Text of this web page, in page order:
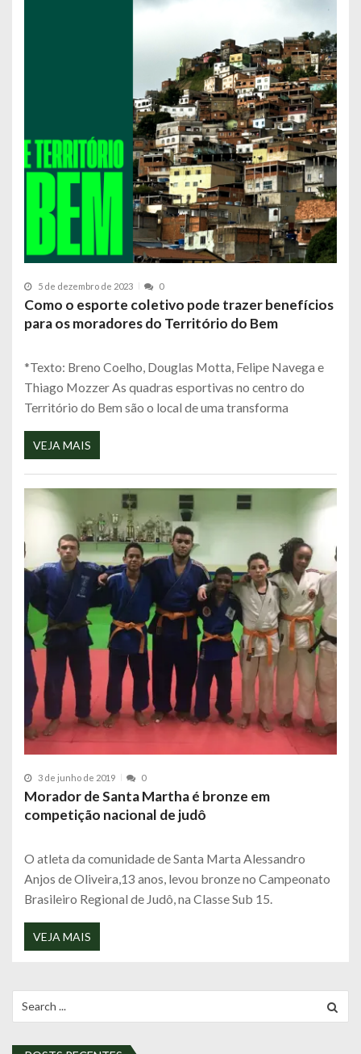
5 de dezembro de 2023 0
Como o esporte coletivo pode trazer benefícios
para os moradores do Território do Bem
*Texto: Breno Coelho, Douglas Motta, Felipe Navega e
Thiago Mozzer As quadras esportivas no centro do
Território do Bem são o local de uma transforma
VEJA MAIS
3 de junho de 2019 0
Morador de Santa Martha é bronze em
competição nacional de judô
O atleta da comunidade de Santa Marta Alessandro
Anjos de Oliveira,13 anos, levou bronze no Campeonato
Brasileiro Regional de Judô, na Classe Sub 15.
VEJA MAIS
for: